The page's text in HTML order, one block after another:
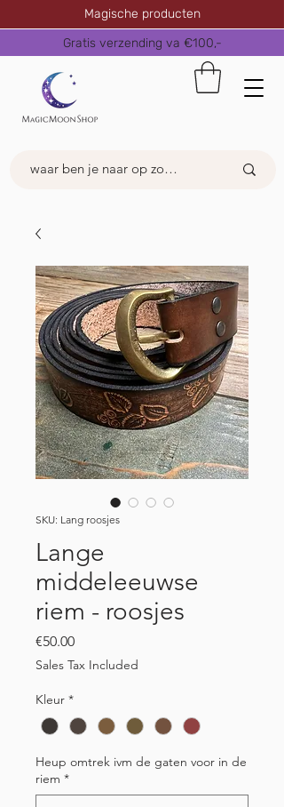
Magische producten
Gratis verzending va €100,-
SKU: Lang roosjes
Lange
middeleeuwse
riem - roosjes
€50.00Price
Sales Tax Included
Kleur *
Heup omtrek ivm de gaten voor in de
riem *